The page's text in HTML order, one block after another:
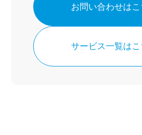
お問い合わせはこ
サービス一覧はこ